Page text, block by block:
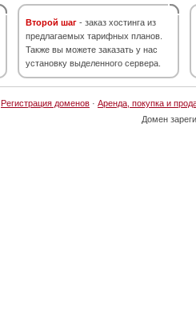
Второй шаг - заказ хостинга из
предлагаемых тарифных планов.
Также вы можете заказать у нас
установку выделенного сервера.
Регистрация доменов · Аренда, покупка и
Домен